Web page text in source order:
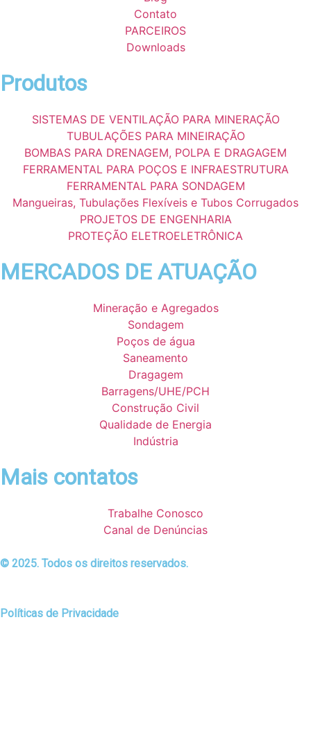
Contato
PARCEIROS
Downloads
Produtos
SISTEMAS DE VENTILAÇÃO PARA MINERAÇÃO
TUBULAÇÕES PARA MINEIRAÇÃO
BOMBAS PARA DRENAGEM, POLPA E DRAGAGEM
FERRAMENTAL PARA POÇOS E INFRAESTRUTURA
FERRAMENTAL PARA SONDAGEM
Mangueiras, Tubulações Flexíveis e Tubos Corrugados
PROJETOS DE ENGENHARIA
PROTEÇÃO ELETROELETRÔNICA
MERCADOS DE ATUAÇÃO
Mineração e Agregados
Sondagem
Poços de água
Saneamento
Dragagem
Barragens/UHE/PCH
Construção Civil
Qualidade de Energia
Indústria
Mais contatos
Trabalhe Conosco
Canal de Denúncias
© 2025. Todos os direitos reservados.
Políticas de Privacidade